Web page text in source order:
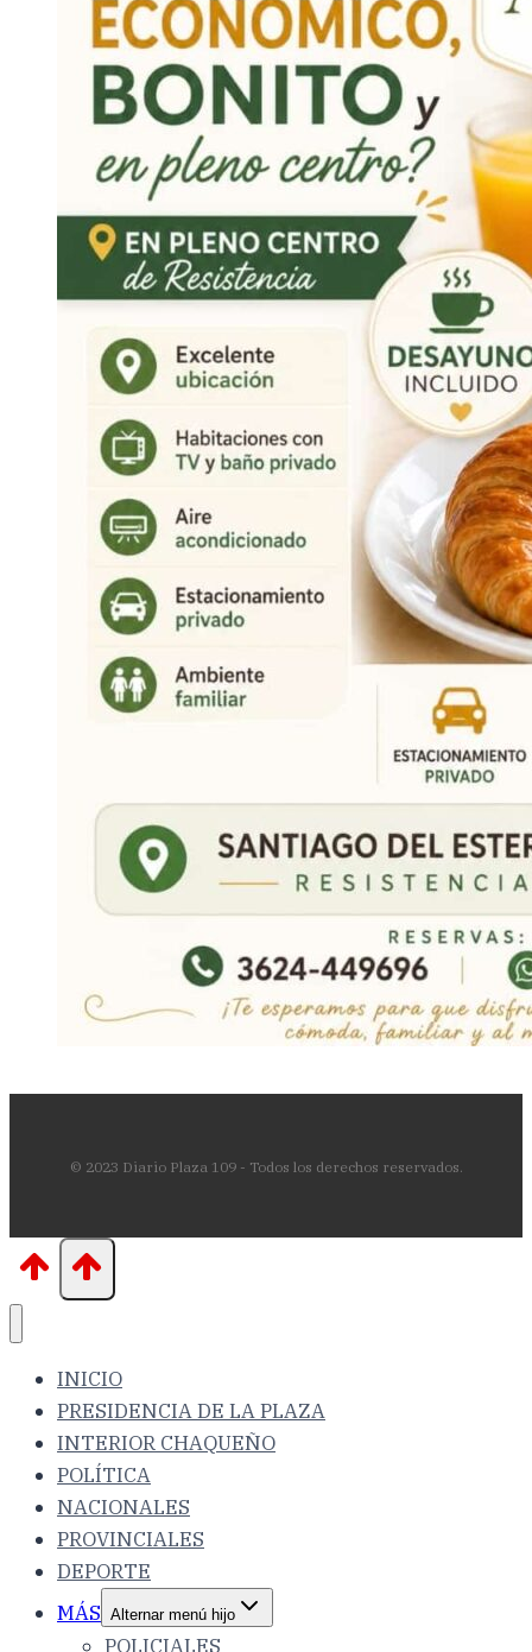
© 2023 Diario Plaza 109 - Todos los derechos reservados.
INICIO
PRESIDENCIA DE LA PLAZA
INTERIOR CHAQUEÑO
POLÍTICA
NACIONALES
PROVINCIALES
DEPORTE
MÁS Alternar menú hijo
POLICIALES